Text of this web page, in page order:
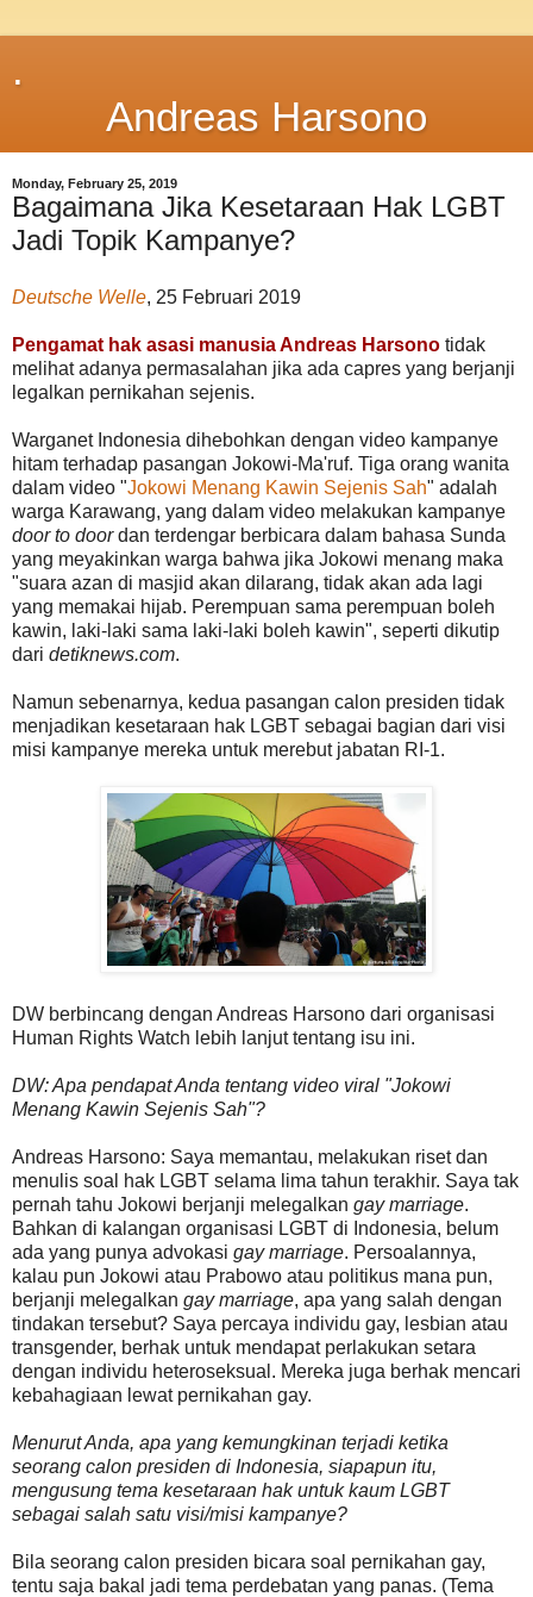
.
Andreas Harsono
Monday, February 25, 2019
Bagaimana Jika Kesetaraan Hak LGBT
Jadi Topik Kampanye?
Deutsche Welle, 25 Februari 2019
Pengamat hak asasi manusia Andreas Harsono tidak
melihat adanya permasalahan jika ada capres yang berjanji
legalkan pernikahan sejenis.
Warganet Indonesia dihebohkan dengan video kampanye
hitam terhadap pasangan Jokowi-Ma'ruf. Tiga orang wanita
dalam video "Jokowi Menang Kawin Sejenis Sah" adalah
warga Karawang, yang dalam video melakukan kampanye
door to doordan terdengar berbicara dalam bahasa Sunda
yang meyakinkan warga bahwa jika Jokowi menang maka
"suara azan di masjid akan dilarang, tidak akan ada lagi
yang memakai hijab. Perempuan sama perempuan boleh
kawin, laki-laki sama laki-laki boleh kawin", seperti dikutip
dari detiknews.com.
Namun sebenarnya, kedua pasangan calon presiden tidak
menjadikan kesetaraan hak LGBT sebagai bagian dari visi
misi kampanye mereka untuk merebut jabatan RI-1.
DW berbincang dengan Andreas Harsono dari organisasi
Human Rights Watch lebih lanjut tentang isu ini.
DW: Apa pendapat Anda tentang video viral "Jokowi
Menang Kawin Sejenis Sah"?
Andreas Harsono: Saya memantau, melakukan riset dan
menulis soal hak LGBT selama lima tahun terakhir. Saya tak
pernah tahu Jokowi berjanji melegalkan gay marriage.
Bahkan di kalangan organisasi LGBT di Indonesia, belum
ada yang punya advokasi gay marriage. Persoalannya,
kalau pun Jokowi atau Prabowo atau politikus mana pun,
berjanji melegalkan gay marriage, apa yang salah dengan
tindakan tersebut? Saya percaya individu gay, lesbian atau
transgender, berhak untuk mendapat perlakukan setara
dengan individu heteroseksual. Mereka juga berhak mencari
kebahagiaan lewat pernikahan gay.
Menurut Anda, apa yang kemungkinan terjadi ketika
seorang calon presiden di Indonesia, siapapun itu,
mengusung tema kesetaraan hak untuk kaum LGBT
sebagai salah satu visi/misi kampanye?
Bila seorang calon presiden bicara soal pernikahan gay,
tentu saja bakal jadi tema perdebatan yang panas. (Tema